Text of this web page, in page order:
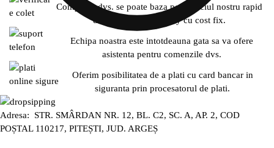
Compania dvs. se poate baza pe serviciul nostru rapid
de expediere SameDay cu cost fix.
Echipa noastra este intotdeauna gata sa va ofere
asistenta pentru comenzile dvs.
Oferim posibilitatea de a plati cu card bancar in
siguranta prin procesatorul de plati.
Adresa: STR. SMÂRDAN NR. 12, BL. C2, SC. A, AP. 2, COD
POȘTAL 110217, PITEȘTI, JUD. ARGEȘ